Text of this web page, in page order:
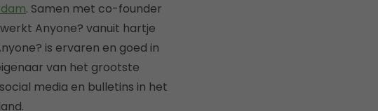
. Samen met co-founder
Anyone? vanuit hartje
is ervaren en goed in
van het grootste
media en bulletins in het